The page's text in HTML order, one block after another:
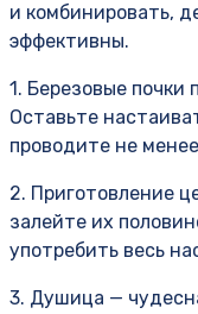
и комбинировать,
эффективны.
1. Березовые почки
Оставьте
проводите не
2. Приготовление
залейте их
употребить весь
3. Душица —